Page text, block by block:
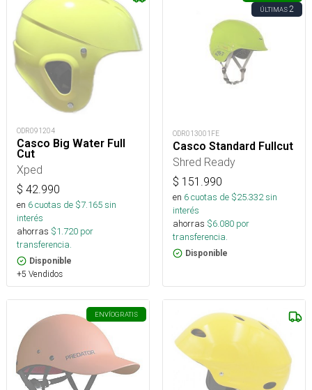
ODR091204
Casco Big Water Full
Cut
Xped
$ 42.990
en 6cuotas de $7.165sin
interés
ahorras $1.720 por
transferencia.
Disponible
+5 Vendidos
ÚLTIMAS2
ODR013001FE
Casco Standard Fullcut
Shred Ready
$ 151.990
en 6cuotas de $25.332sin
interés
ahorras $6.080 por
transferencia.
Disponible
ENVÍOGRATIS